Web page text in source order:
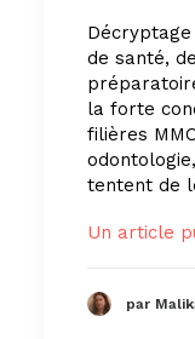
Décryptage
de santé,
la forte
filières
tentent de
Un article
par